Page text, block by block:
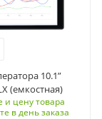
10.1”
(емкостная)
и цену товара
в день заказа